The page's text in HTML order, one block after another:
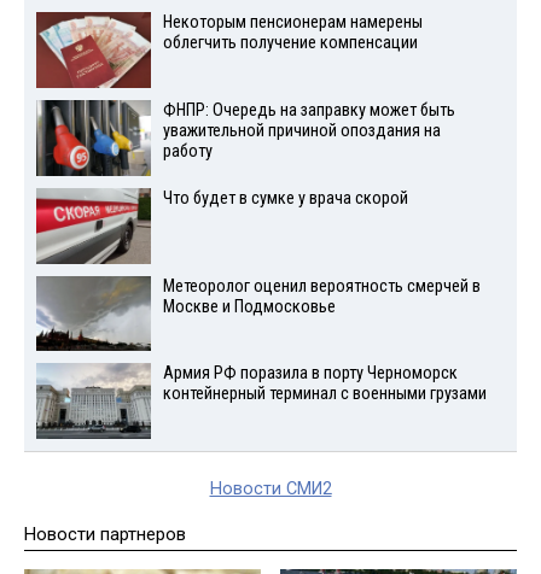
Некоторым пенсионерам намерены
облегчить получение компенсации
ФНПР: Очередь на заправку может быть
уважительной причиной опоздания на
работу
Что будет в сумке у врача скорой
Метеоролог оценил вероятность смерчей в
Москве и Подмосковье
Армия РФ поразила в порту Черноморск
контейнерный терминал с военными грузами
Новости СМИ2
Новости партнеров